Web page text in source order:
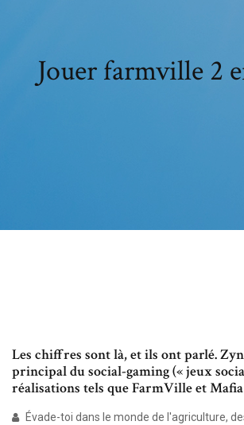
Jouer farmville 2
Les chiffres sont là, et ils ont parlé.
principal du social-gaming (« jeux
réalisations tels que FarmVille et
Évade-toi dans le monde de l'agriculture,